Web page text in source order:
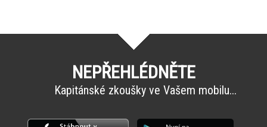
NEPŘEHLÉDNĚTE
Kapitánské zkoušky ve Vašem mobilu...